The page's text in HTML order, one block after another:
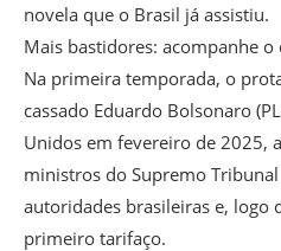
novela que o Brasil já assistiu.
Mais bastidores: acompanhe o
Na primeira temporada, o
cassado Eduardo Bolsonaro
Unidos em fevereiro de 2025,
ministros do Supremo Tribunal
autoridades brasileiras e, logo
primeiro tarifaço.